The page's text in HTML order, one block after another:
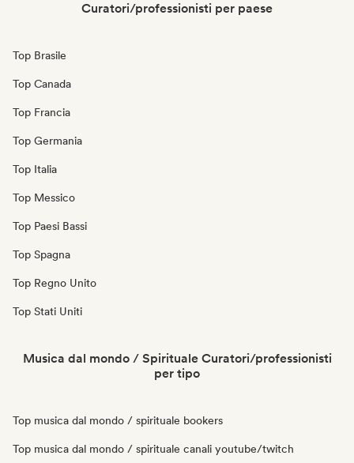
Curatori/professionisti per paese
Top Brasile
Top Canada
Top Francia
Top Germania
Top Italia
Top Messico
Top Paesi Bassi
Top Spagna
Top Regno Unito
Top Stati Uniti
Musica dal mondo / Spirituale Curatori/professionisti
per tipo
Top musica dal mondo / spirituale bookers
Top musica dal mondo / spirituale canali youtube/twitch